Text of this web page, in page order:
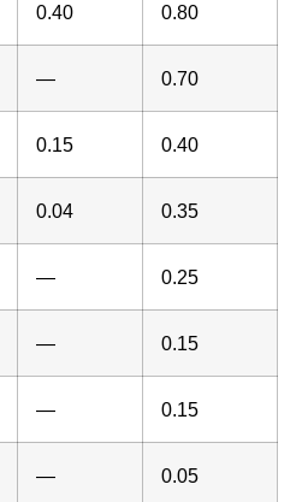
0.40 0.80
— 0.70
0.15 0.40
0.04 0.35
— 0.25
— 0.15
— 0.15
— 0.05